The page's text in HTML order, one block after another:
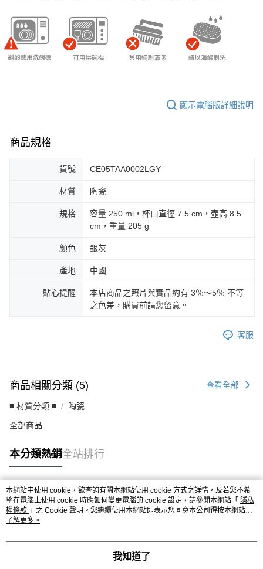
顯示電腦版詳細說明
商品規格
貨號 CE05TAA0002LGY
材質 陶瓷
規格
容量 250 ml，杯口直徑 7.5 cm，壺高 8.5
cm，重量 205 g
顏色 銀灰
產地 中國
貼心提醒
本店商品之照片與實品約有 3％～5％ 不等
之色差，購買前請您留意。
客服
商品相關分類 (5) 查看全部
■ 材質分類 ■ 陶瓷
全部商品
本分類熱銷全站排行
熱門標籤
本網站中使用 cookie，欲查詢有關本網站使用 cookie 方式之詳情，及若您不希
望在電腦上使用 cookie 時應如何變更電腦的 cookie 設定，請參閱本網站「 隱私
權條款 」之 Cookie 聲明。您繼續使用本網站即表示您同意本公司得按本網站使
用條款之 Cookie 聲明使用 cookie。
了解更多 >
我知道了